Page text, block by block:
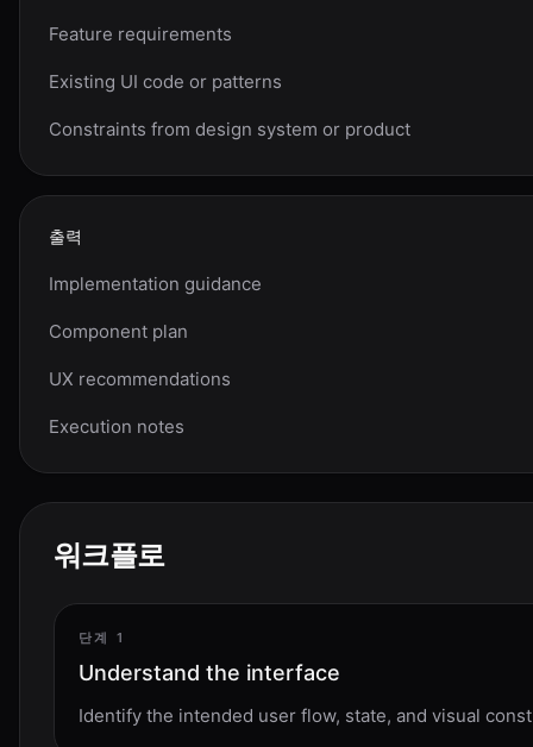
Feature requirements
Existing UI code or patterns
Constraints from design system or product
출력
Implementation guidance
Component plan
UX recommendations
Execution notes
워크플로
단계 1
Understand the interface
Identify the intended user flow, state, and visual